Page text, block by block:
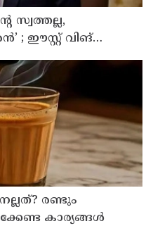
സ്വത്തല്ല,
; ഈസ്റ്റ് വിങ്
ട്രംപിന്റെ
രണ്ടും
കാര്യങ്ങൾ